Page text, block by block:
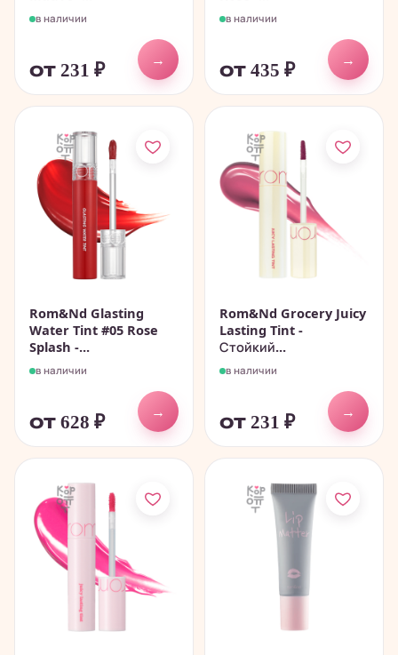
в наличии
от 231 ₽
→
в наличии
от 435 ₽
→
Rom&Nd Glasting
Water Tint #05 Rose
Splash -...
в наличии
от 628 ₽
→
Rom&Nd Grocery Juicy
Lasting Tint -
Стойкий...
в наличии
от 231 ₽
→